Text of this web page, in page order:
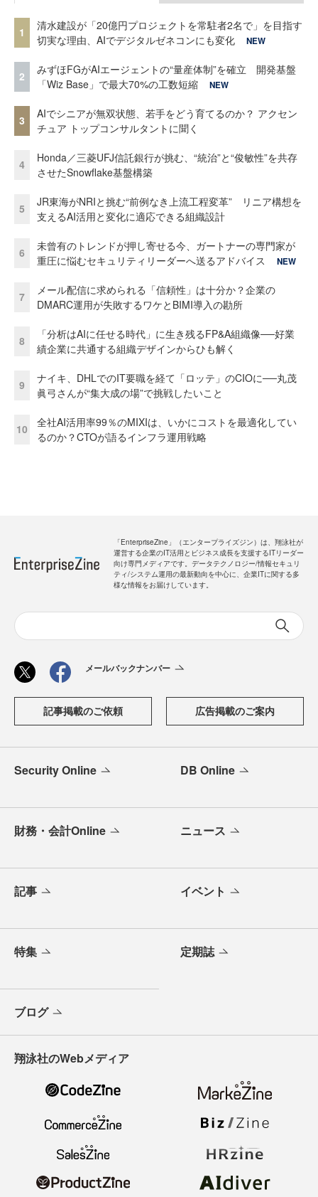
1
清水建設が「20億円プロジェクトを常駐者2名で」を目指す
切実な理由、AIでデジタルゼネコンにも変化
NEW
2
みずほFGがAIエージェントの“量産体制”を確立 開発基盤
「Wiz Base」で最大70%の工数短縮
NEW
3
AIでシニアが無双状態、若手をどう育てるのか？ アクセン
チュア トップコンサルタントに聞く
4
Honda／三菱UFJ信託銀行が挑む、“統治”と“俊敏性”を共存
させたSnowflake基盤構築
5
JR東海がNRIと挑む“前例なき上流工程変革” リニア構想を
支えるAI活用と変化に適応できる組織設計
6
未曾有のトレンドが押し寄せる今、ガートナーの専門家が
重圧に悩むセキュリティリーダーへ送るアドバイス
NEW
7
メール配信に求められる「信頼性」は十分か？企業の
DMARC運用が失敗するワケとBIMI導入の勘所
8
「分析はAIに任せる時代」に生き残るFP&A組織像──好業
績企業に共通する組織デザインからひも解く
9
ナイキ、DHLでのIT要職を経て「ロッテ」のCIOに──丸茂
眞弓さんが“集大成の場”で挑戦したいこと
10
全社AI活用率99％のMIXIは、いかにコストを最適化してい
るのか？CTOが語るインフラ運用戦略
「EnterpriseZine」（エンタープライズジン）は、翔泳社が
運営する企業のIT活用とビジネス成長を支援するITリーダー
向け専門メディアです。データテクノロジー/情報セキュリ
ティ/システム運用の最新動向を中心に、企業ITに関する多
様な情報をお届けしています。
メールバックナンバー
記事掲載のご依頼 広告掲載のご案内
Security Online DB Online
財務・会計Online ニュース
記事 イベント
特集 定期誌
ブログ
翔泳社のWebメディア